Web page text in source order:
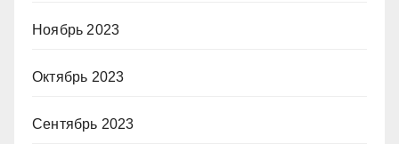
Ноябрь 2023
Октябрь 2023
Сентябрь 2023